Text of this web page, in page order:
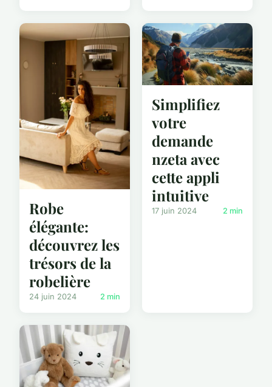
Robe
élégante:
découvrez les
trésors de la
robelière
24 juin 2024 2 min
Simplifiez
votre
demande
nzeta avec
cette appli
intuitive
17 juin 2024 2 min